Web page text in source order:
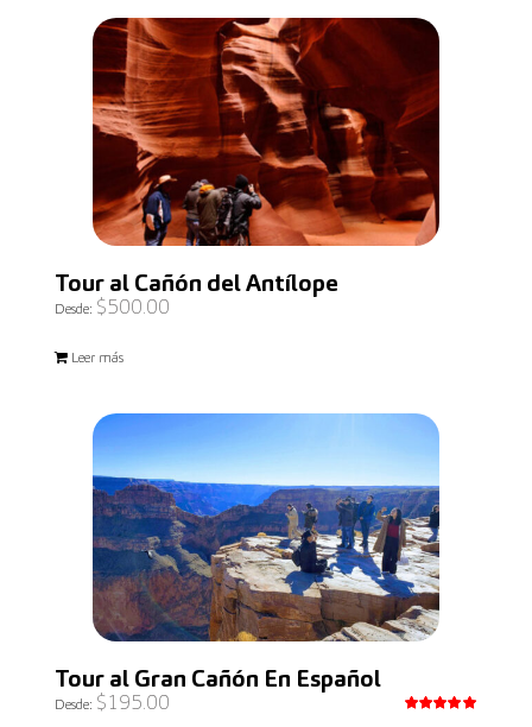
Tour al Cañón del Antílope
Desde: $500.00
Leer más
Tour al Gran Cañón En Español
Desde: $195.00